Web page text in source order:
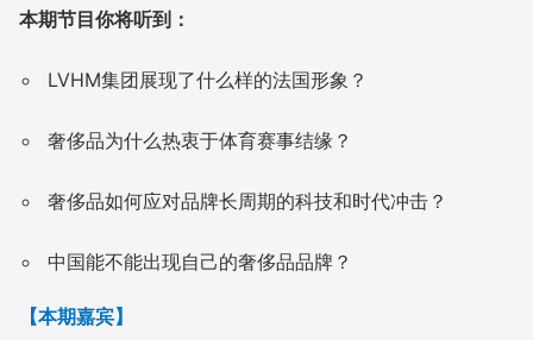
本期节目你将听到：
LVHM集团展现了什么样的法国形象？
奢侈品为什么热衷于体育赛事结缘？
奢侈品如何应对品牌长周期的科技和时代冲击？
中国能不能出现自己的奢侈品品牌？
【本期嘉宾】